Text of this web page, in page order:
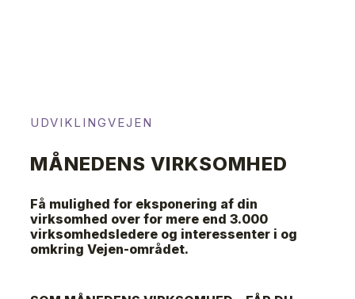
UDVIKLINGVEJEN
​MÅNEDENS VIRKSOMHED
Få mulighed for eksponering af din
virksomhed over for mere end 3.000
virksomhedsledere og interessenter i og
omkring Vejen-området.